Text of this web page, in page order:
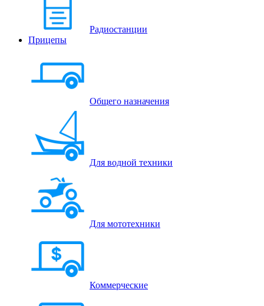
Радиостанции
Прицепы
Общего назначения
Для водной техники
Для мототехники
Коммерческие